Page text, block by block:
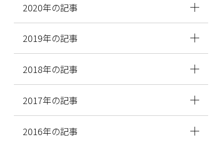
2020年の記事
2019年の記事
2018年の記事
2017年の記事
2016年の記事